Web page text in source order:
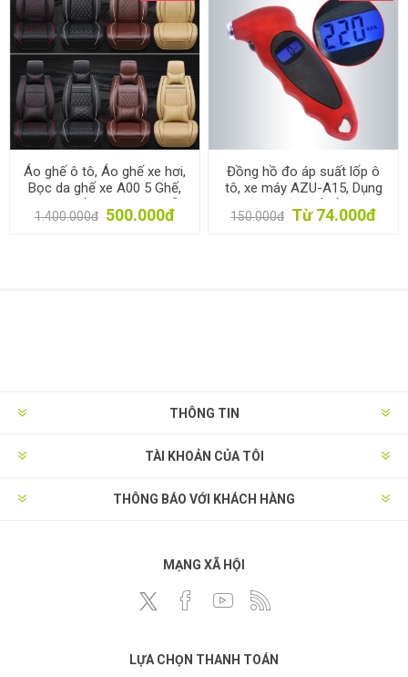
Áo ghế ô tô, Áo ghế xe hơi,
Bọc da ghế xe A00 5 Ghế,
Trùm ghế cho xe 4-5 chỗ
1.400.000đ 500.000đ
Đồng hồ đo áp suất lốp ô
tô, xe máy AZU-A15, Dụng
cụ đo áp điện tử cầm tay,
Thiết bị đo van áp
150.000đ Từ 74.000đ
THÔNG TIN
TÀI KHOẢN CỦA TÔI
THÔNG BÁO VỚI KHÁCH HÀNG
MẠNG XÃ HỘI
LỰA CHỌN THANH TOÁN